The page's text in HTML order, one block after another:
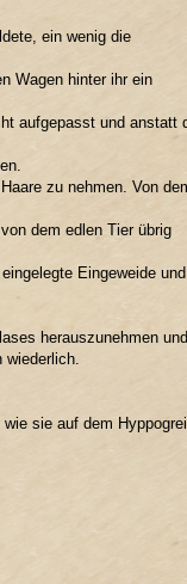
ein wenig die
Wagen hinter ihr ein
aufgepasst und anstatt
zu nehmen. Von
dem edlen Tier übrig
Eingeweide und
herauszunehmen und
sie auf dem